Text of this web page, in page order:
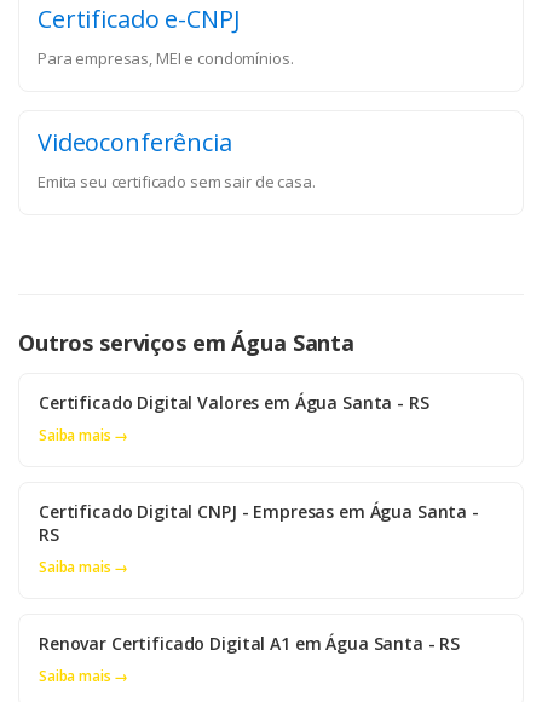
Certificado e-CNPJ
Para empresas, MEI e condomínios.
Videoconferência
Emita seu certificado sem sair de casa.
Outros serviços em Água Santa
Certificado Digital Valores em Água Santa - RS
Saiba mais →
Certificado Digital CNPJ - Empresas em Água Santa -
RS
Saiba mais →
Renovar Certificado Digital A1 em Água Santa - RS
Saiba mais →